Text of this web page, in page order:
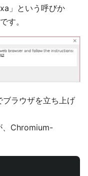
」という呼びか
す。
ラウザを立ち上げ
、Chromium-